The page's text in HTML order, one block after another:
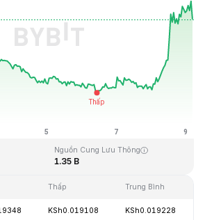
Nguồn Cung Lưu Thông
1.35 B
Thấp Trung Bình
KSh0.019108 KSh0.019228